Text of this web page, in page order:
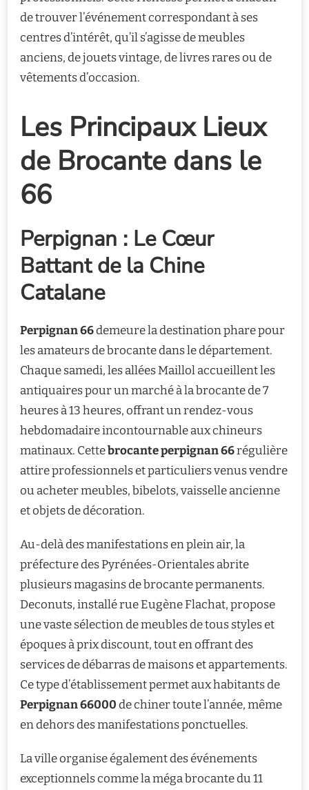
de trouver l’événement correspondant à ses
centres d’intérêt, qu’il s’agisse de meubles
anciens, de jouets vintage, de livres rares ou de
vêtements d’occasion.
Les Principaux Lieux
de Brocante dans le
66
Perpignan : Le Cœur
Battant de la Chine
Catalane
Perpignan 66demeure la destination phare pour
les amateurs de brocante dans le département.
Chaque samedi, les allées Maillol accueillent les
antiquaires pour un marché à la brocante de 7
heures à 13 heures, offrant un rendez-vous
hebdomadaire incontournable aux chineurs
matinaux. Cettebrocante perpignan 66régulière
attire professionnels et particuliers venus vendre
ou acheter meubles, bibelots, vaisselle ancienne
et objets de décoration.
Au-delà des manifestations en plein air, la
préfecture des Pyrénées-Orientales abrite
plusieurs magasins de brocante permanents.
Deconuts, installé rue Eugène Flachat, propose
une vaste sélection de meubles de tous styles et
époques à prix discount, tout en offrant des
services de débarras de maisons et appartements.
Ce type d’établissement permet aux habitants de
Perpignan 66000de chiner toute l’année, même
en dehors des manifestations ponctuelles.
La ville organise également des événements
exceptionnels comme la méga brocante du 11